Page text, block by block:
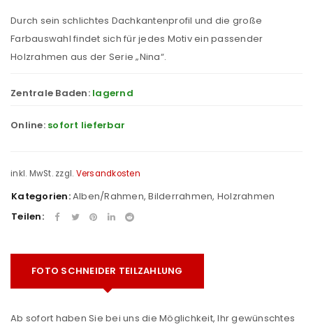
Durch sein schlichtes Dachkantenprofil und die große
Farbauswahl findet sich für jedes Motiv ein passender
Holzrahmen aus der Serie „Nina“.
Zentrale Baden: lagernd
Online: sofort lieferbar
inkl. MwSt. zzgl. Versandkosten
Kategorien:Alben/Rahmen,Bilderrahmen, Holzrahmen
Teilen:
FOTO SCHNEIDER TEILZAHLUNG
Ab sofort haben Sie bei uns die Möglichkeit, Ihr gewünschtes